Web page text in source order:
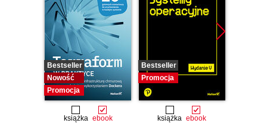
Bestseller
Nowość
Promocja
książka ebook
Bestseller
Promocja
książka ebook